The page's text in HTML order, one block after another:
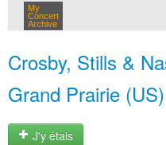
My
Concert
Archive
Crosby, Stills &
Grand Prairie
J'y étais